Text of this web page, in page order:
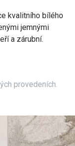
kvalitního bílého
jemnými
a zárubní.
provedeních.